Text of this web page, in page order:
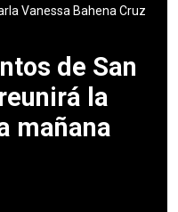
Vanessa Bahena Cruz
de San
la
mañana